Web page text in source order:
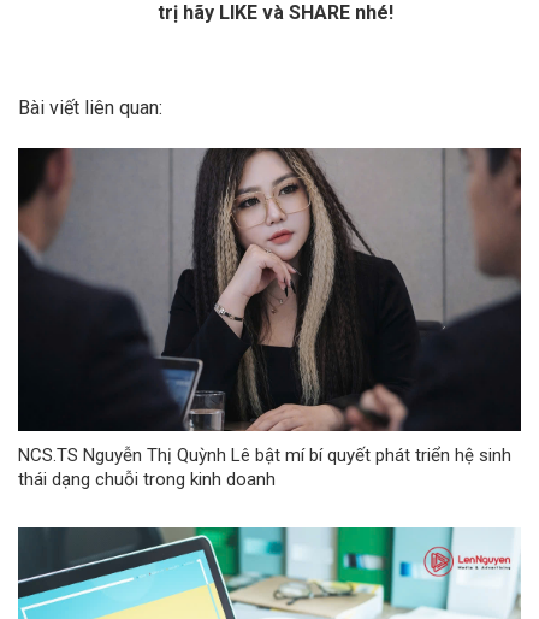
trị hãy LIKE và SHARE nhé!
Bài viết liên quan:
NCS.TS Nguyễn Thị Quỳnh Lê bật mí bí quyết phát triển hệ sinh
thái dạng chuỗi trong kinh doanh